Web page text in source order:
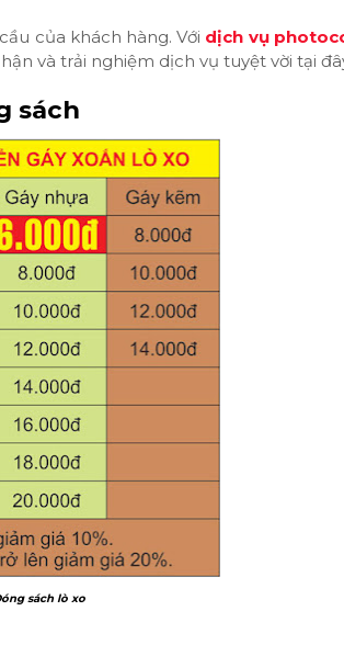
của khách hàng. Với dịch vụ
và trải nghiệm dịch vụ tuyệt vời tại
sách
sách lò xo